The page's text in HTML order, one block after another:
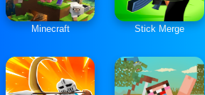
Minecraft Stick Merge